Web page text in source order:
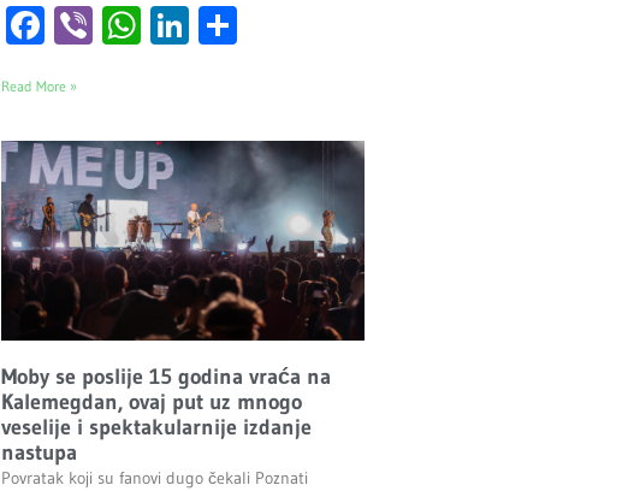
Facebook
ViberWhatsApp
LinkedIn
Read More »
Moby se poslije 15 godina vraća na
Kalemegdan, ovaj put uz mnogo
veselije i spektakularnije izdanje
nastupa
Povratak koji su fanovi dugo čekali Poznati